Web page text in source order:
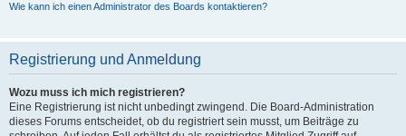
Wie kann ich einen Administrator des Boards kontaktieren?
Registrierung und Anmeldung
Wozu muss ich mich registrieren?
Eine Registrierung ist nicht unbedingt zwingend. Die Board-Administration
dieses Forums entscheidet, ob du registriert sein musst, um Beiträge zu